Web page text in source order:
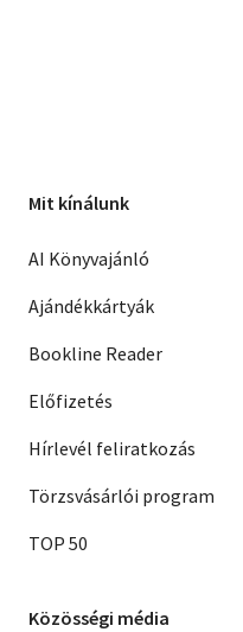
Mit kínálunk
AI Könyvajánló
Ajándékkártyák
Bookline Reader
Előfizetés
Hírlevél feliratkozás
Törzsvásárlói program
TOP 50
Közösségi média